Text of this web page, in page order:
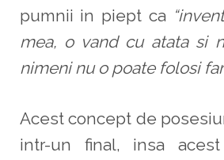
pumnii in piept ca
mea, o vand cu atata si
nimeni nu o poate folosi
Acest concept de
intr-un final, insa